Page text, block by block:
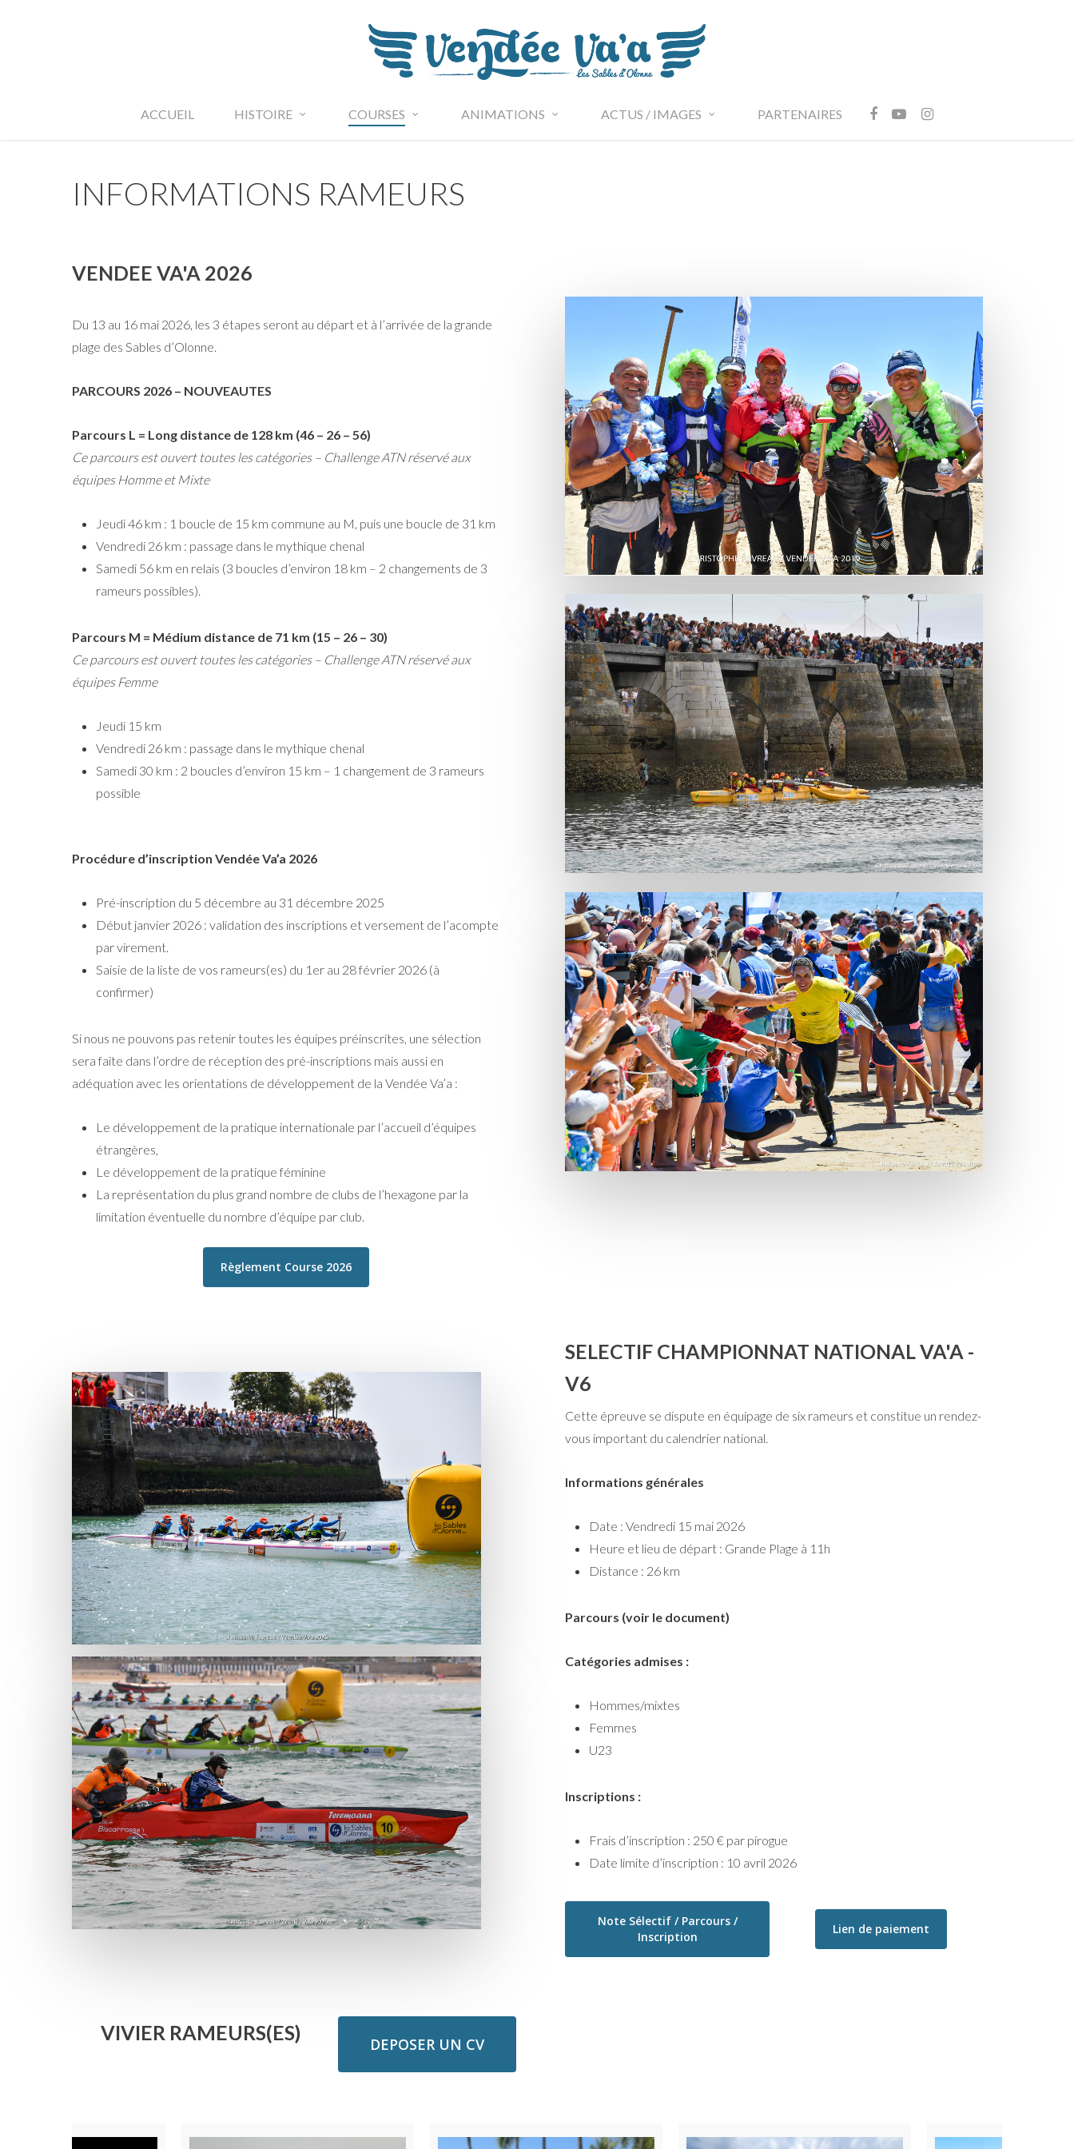
ACCUEIL HISTOIRE COURSES ANIMATIONS ACTUS / IMAGES PARTENAIRES FACEBOOK
YOUTUBEINSTAGRAM
INFORMATIONS RAMEURS
VENDEE VA'A 2026
Du 13 au 16 mai 2026, les 3 étapes seront au départ et à l’arrivée de la grande
plage des Sables d’Olonne.
PARCOURS 2026 – NOUVEAUTES
Parcours L = Long distance de 128 km (46 – 26 – 56)
Ce parcours est ouvert toutes les catégories – Challenge ATN réservé aux
équipes Homme et Mixte
Jeudi 46 km : 1 boucle de 15 km commune au M, puis une boucle de 31 km
Vendredi 26 km : passage dans le mythique chenal
Samedi 56 km en relais (3 boucles d’environ 18 km – 2 changements de 3
rameurs possibles).
Parcours M = Médium distance de 71 km (15 – 26 – 30)
Ce parcours est ouvert toutes les catégories – Challenge ATN réservé aux
équipes Femme
Jeudi 15 km
Vendredi 26 km : passage dans le mythique chenal
Samedi 30 km : 2 boucles d’environ 15 km – 1 changement de 3 rameurs
possible
Procédure d’inscription Vendée Va’a 2026
Pré-inscription du 5 décembre au 31 décembre 2025
Début janvier 2026 : validation des inscriptions et versement de l’acompte
par virement.
Saisie de la liste de vos rameurs(es) du 1er au 28 février 2026 (à
confirmer)
Si nous ne pouvons pas retenir toutes les équipes préinscrites, une sélection
sera faite dans l’ordre de réception des pré-inscriptions mais aussi en
adéquation avec les orientations de développement de la Vendée Va’a :
Le développement de la pratique internationale par l’accueil d’équipes
étrangères,
Le développement de la pratique féminine
La représentation du plus grand nombre de clubs de l’hexagone par la
limitation éventuelle du nombre d’équipe par club.
Règlement Course 2026
SELECTIF CHAMPIONNAT NATIONAL VA'A -
V6
Cette épreuve se dispute en équipage de six rameurs et constitue un rendez-
vous important du calendrier national.
Informations générales
Date : Vendredi 15 mai 2026
Heure et lieu de départ : Grande Plage à 11h
Distance : 26 km
Parcours (voir le document)
Catégories admises :
Hommes/mixtes
Femmes
U23
Inscriptions :
Frais d’inscription : 250 € par pirogue
Date limite d’inscription : 10 avril 2026
Note Sélectif / Parcours /
Inscription
Lien de paiement
VIVIER RAMEURS(ES) DEPOSER UN CV